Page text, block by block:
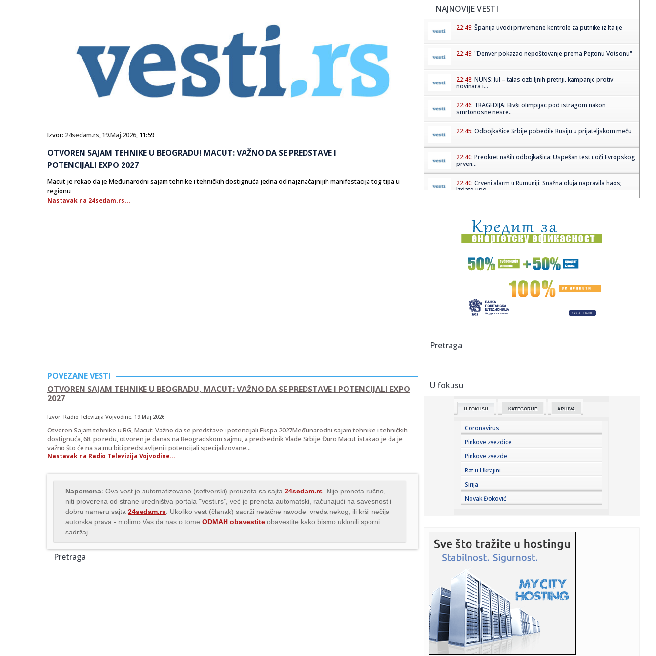
Izvor: 24sedam.rs, 19.Maj.2026, 11:59
OTVOREN SAJAM TEHNIKE U BEOGRADU! MACUT: VAŽNO DA SE PREDSTAVE I
POTENCIJALI EXPO 2027
Macut je rekao da je Međunarodni sajam tehnike i tehničkih dostignuća jedna od najznačajnijih manifestacija tog tipa u
regionu
Nastavak na 24sedam.rs...
POVEZANE VESTI
OTVOREN SAJAM TEHNIKE U BEOGRADU, MACUT: VAŽNO DA SE PREDSTAVE I POTENCIJALI EXPO
2027
Izvor: Radio Televizija Vojvodine, 19.Maj.2026
Otvoren Sajam tehnike u BG, Macut: Važno da se predstave i potencijali Ekspa 2027Međunarodni sajam tehnike i tehničkih
dostignuća, 68. po redu, otvoren je danas na Beogradskom sajmu, a predsednik Vlade Srbije Đuro Macut istakao je da je
važno što će na sajmu biti predstavljeni i potencijali specijalizovane...
Nastavak na Radio Televizija Vojvodine...
Napomena: Ova vest je automatizovano (softverski) preuzeta sa sajta 24sedam.rs . Nije preneta ručno,
niti proverena od strane uredništva portala "Vesti.rs", već je preneta automatski, računajući na savesnost i
dobru nameru sajta 24sedam.rs . Ukoliko vest (članak) sadrži netačne navode, vređa nekog, ili krši nečija
autorska prava - molimo Vas da nas o tome ODMAH obavestite obavestite kako bismo uklonili sporni
sadržaj.
Pretraga
NAJNOVIJE VESTI
22:49: Španija uvodi privremene kontrole za putnike iz Italije
22:49: "Denver pokazao nepoštovanje prema Pejtonu Votsonu"
22:48: NUNS: Jul – talas ozbiljnih pretnji, kampanje protiv
novinara i...
22:46: TRAGEDIJA: Bivši olimpijac pod istragom nakon
smrtonosne nesre...
22:45: Odbojkašice Srbije pobedile Rusiju u prijateljskom meču
22:40: Preokret naših odbojkašica: Uspešan test uoči Evropskog
prven...
22:40: Crveni alarm u Rumuniji: Snažna oluja napravila haos;
Izdato upo...
22:36:Infantino u ofanzivi – stigao na inauguraciju Trampovog
savezni...
22:33:Obećanje Peugeota da će do 2030. izbaciti benzince iz
ponude vi...
Skandalozno ponašanje: Profesor blokader napao
22:25:BOLOMBOJ PRED NOVIM IZAZOVOM: Španski klub želi
izgoreo na auto-p...
22:17:
22:14:
Nakon borbe za život iz bolničkog kreveta poslao poruku:
22:13:Večera za Zelenskog, a šta će sutra biti "na stolu": Đukić
n...
22:09:Bolomboj ne ide u Asvel – iskusni centar se seli u Španiju
22:08:U Vlasotincu građani traže još jedan referendum protiv
betonsk...
22:01: Vikend horoskop za 8. i 9. avgust 2026: Vrhunac Lavlje
kapije don...
22:00:
Srbiju na ...
21:56:Nakon teške nesreće prvo izgovorio: "Srbija pobeđuje!"
Društv...
21:56:Marija Kulić razvezala jezik nakon susreta Miljane i Zole:
Evo k...
21:54:Veliki preokret: Ipak postižu dogovor?
Pretraga
U fokusu
U FOKUSU KATEGORIJE ARHIVA
Coronavirus
Pinkove zvezdice
Pinkove zvezde
Rat u Ukrajini
Sirija
Novak Đoković